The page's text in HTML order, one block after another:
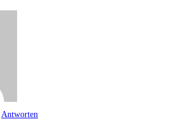
Antworten